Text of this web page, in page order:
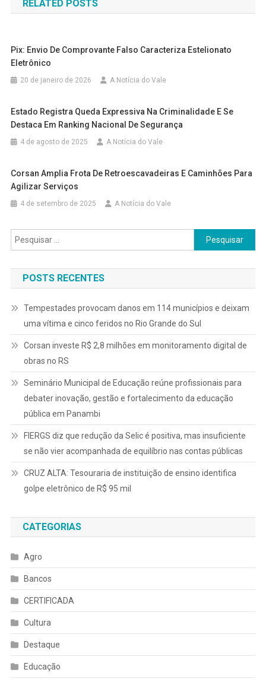
Post
RELATED POSTS
Pix: Envio De Comprovante Falso Caracteriza Estelionato
Eletrônico
20 de janeiro de 2026 A Notícia do Vale
Estado Registra Queda Expressiva Na Criminalidade E Se
Destaca Em Ranking Nacional De Segurança
4 de agosto de 2025 A Notícia do Vale
Corsan Amplia Frota De Retroescavadeiras E Caminhões Para
Agilizar Serviços
4 de setembro de 2025 A Notícia do Vale
Pesquisar
por:
POSTS RECENTES
Tempestades provocam danos em 114 municípios e deixam
uma vítima e cinco feridos no Rio Grande do Sul
Corsan investe R$ 2,8 milhões em monitoramento digital de
obras no RS
Seminário Municipal de Educação reúne profissionais para
debater inovação, gestão e fortalecimento da educação
pública em Panambi
FIERGS diz que redução da Selic é positiva, mas insuficiente
se não vier acompanhada de equilíbrio nas contas públicas
CRUZ ALTA: Tesouraria de instituição de ensino identifica
golpe eletrônico de R$ 95 mil
CATEGORIAS
Agro
Bancos
CERTIFICADA
Cultura
Destaque
Educação